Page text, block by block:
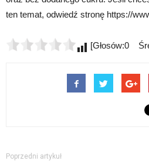
ten temat, odwiedź stronę https://
[Głosów:0
Poprzedni artykuł